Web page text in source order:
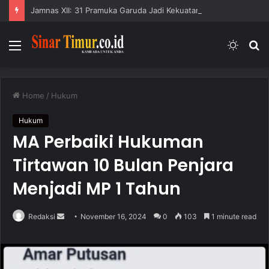
Menu
Switch
Home / Hukum
Hukum
MA Perbaiki Hukuman
Tirtawan 10 Bulan Penjara
Menjadi MP 1 Tahun
Redaksi
n
d
November 16, 2024 0 103 1 minute read